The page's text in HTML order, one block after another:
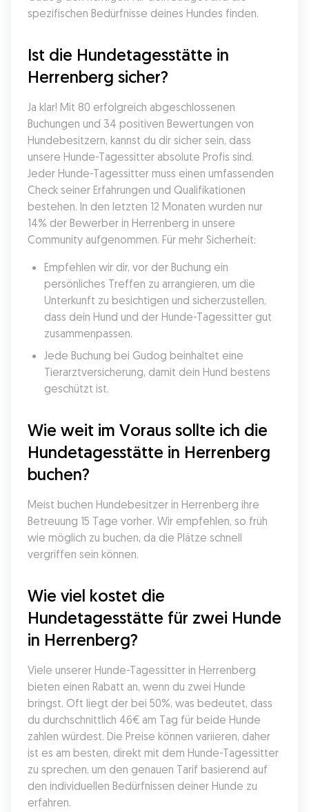
spezifischen Bedürfnisse deines Hundes finden.
Ist die Hundetagesstätte in
Herrenberg sicher?
Ja klar! Mit 80 erfolgreich abgeschlossenen
Buchungen und 34 positiven Bewertungen von
Hundebesitzern, kannst du dir sicher sein, dass
unsere Hunde-Tagessitter absolute Profis sind.
Jeder Hunde-Tagessitter muss einen umfassenden
Check seiner Erfahrungen und Qualifikationen
bestehen. In den letzten 12 Monaten wurden nur
14% der Bewerber in Herrenberg in unsere
Community aufgenommen. Für mehr Sicherheit:
Empfehlen wir dir, vor der Buchung ein
persönliches Treffen zu arrangieren, um die
Unterkunft zu besichtigen und sicherzustellen,
dass dein Hund und der Hunde-Tagessitter gut
zusammenpassen.
Jede Buchung bei Gudog beinhaltet eine
Tierarztversicherung, damit dein Hund bestens
geschützt ist.
Wie weit im Voraus sollte ich die
Hundetagesstätte in Herrenberg
buchen?
Meist buchen Hundebesitzer in Herrenberg ihre
Betreuung 15 Tage vorher. Wir empfehlen, so früh
wie möglich zu buchen, da die Plätze schnell
vergriffen sein können.
Wie viel kostet die
Hundetagesstätte für zwei Hunde
in Herrenberg?
Viele unserer Hunde-Tagessitter in Herrenberg
bieten einen Rabatt an, wenn du zwei Hunde
bringst. Oft liegt der bei 50%, was bedeutet, dass
du durchschnittlich 46€ am Tag für beide Hunde
zahlen würdest. Die Preise können variieren, daher
ist es am besten, direkt mit dem Hunde-Tagessitter
zu sprechen, um den genauen Tarif basierend auf
den individuellen Bedürfnissen deiner Hunde zu
erfahren.